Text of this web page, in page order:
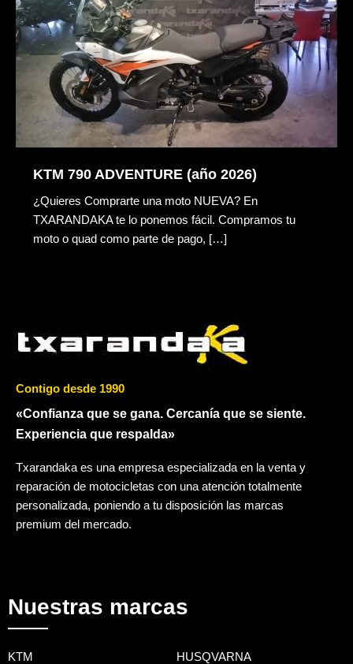
KTM 790 ADVENTURE (año 2026)
¿Quieres Comprarte una moto NUEVA? En
TXARANDAKA te lo ponemos fácil. Compramos tu
moto o quad como parte de pago, […]
Contigo desde 1990
«Confianza que se gana. Cercanía que se siente.
Experiencia que respalda»
Txarandaka es una empresa especializada en la venta y
reparación de motocicletas con una atención totalmente
personalizada, poniendo a tu disposición las marcas
premium del mercado.
Nuestras marcas
KTM HUSQVARNA